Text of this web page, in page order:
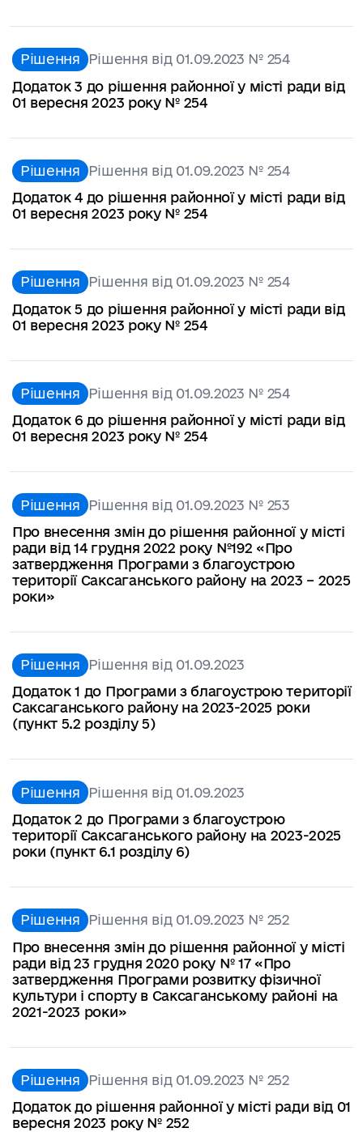
Рішення Рішення від 01.09.2023 № 254
Додаток 3 до рішення районної у місті ради від
01 вересня 2023 року № 254
Рішення Рішення від 01.09.2023 № 254
Додаток 4 до рішення районної у місті ради від
01 вересня 2023 року № 254
Рішення Рішення від 01.09.2023 № 254
Додаток 5 до рішення районної у місті ради від
01 вересня 2023 року № 254
Рішення Рішення від 01.09.2023 № 254
Додаток 6 до рішення районної у місті ради від
01 вересня 2023 року № 254
Рішення Рішення від 01.09.2023 № 253
Про внесення змін до рішення районної у місті
ради від 14 грудня 2022 року №192 «Про
затвердження Програми з благоустрою
території Саксаганського району на 2023 – 2025
роки»
Рішення Рішення від 01.09.2023
Додаток 1 до Програми з благоустрою території
Саксаганського району на 2023-2025 роки
(пункт 5.2 розділу 5)
Рішення Рішення від 01.09.2023
Додаток 2 до Програми з благоустрою
території Саксаганського району на 2023-2025
роки (пункт 6.1 розділу 6)
Рішення Рішення від 01.09.2023 № 252
Про внесення змін до рішення районної у місті
ради від 23 грудня 2020 року № 17 «Про
затвердження Програми розвитку фізичної
культури і спорту в Саксаганському районі на
2021-2023 роки»
Рішення Рішення від 01.09.2023 № 252
Додаток до рішення районної у місті ради від 01
вересня 2023 року № 252